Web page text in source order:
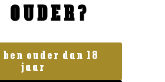
Gesloten
OUDER?
ouder dan 18
jaar